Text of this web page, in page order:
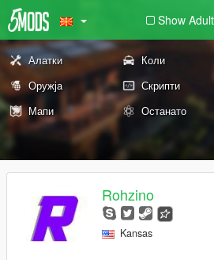
Show Adult
Алатки Коли
Оружја
Скрипти
Мапи
Останато
Rohzino
Kansas